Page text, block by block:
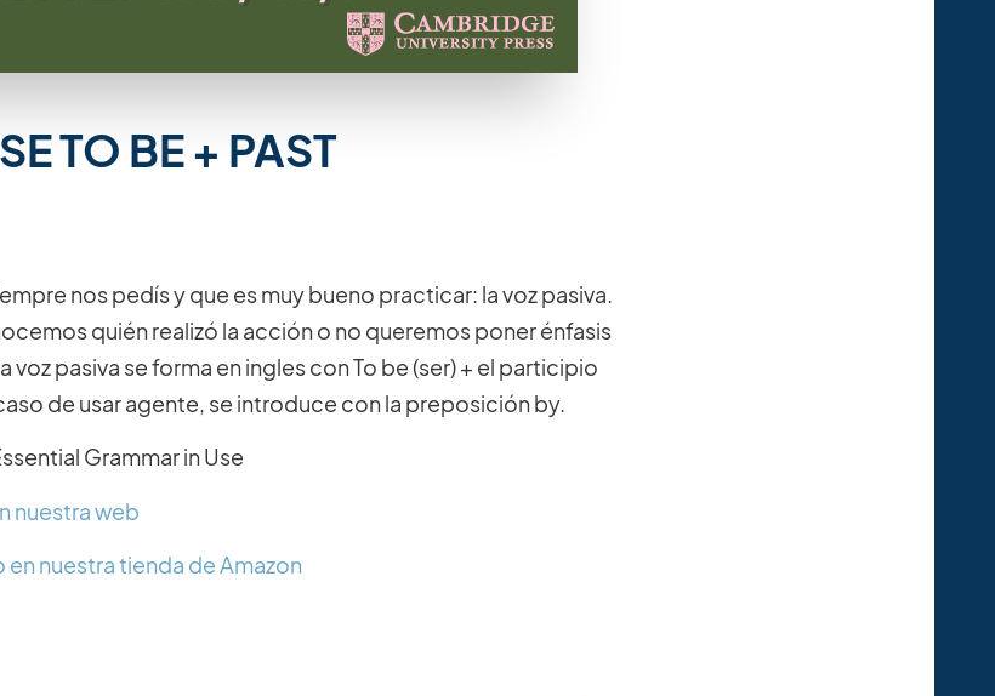
TO BE + PAST
nos pedís y que es muy bueno practicar: la voz pasiva.
quién realizó la acción o no queremos poner énfasis
voz pasiva se forma en ingles con To be (ser) + el participio
de usar agente, se introduce con la preposición by.
Grammar in Use
nuestra web
nuestra tienda de Amazon